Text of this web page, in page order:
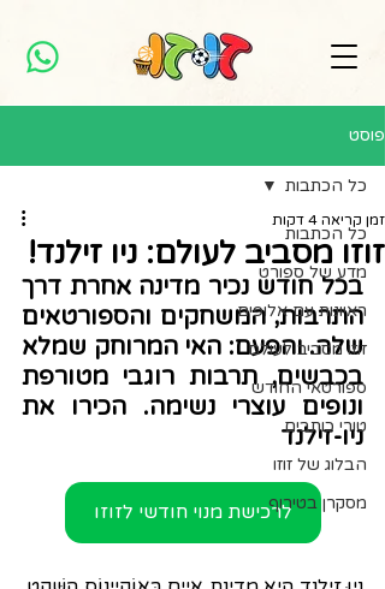
פוסט
כל הכתבות
מדע של ספורט
ראיונות עם אלופים
זוזו מסביב לעולם
ספורטאי החודש
טורי כותבים
הבלוג של זוזו
מסקרן בטירוף
כל הכתבות
זוזו מסביב לעולם: ניו זילנד!
זמן קריאה 4 דקות
ניו-זילנד
לרכישת מנוי חודשי לזוזו